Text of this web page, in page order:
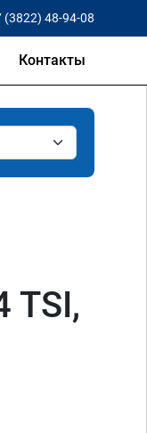
(3822) 48-94-08
Контакты
TSI,